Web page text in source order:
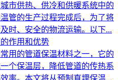
市供热、供冷和供暖系统中的
管的生产过程完成后，为了将
时、安全的物流运输。以下...
作用和优势
用的管道保温材料之一，它的
个保温层，降低管道的传热系
率。本文将从预制直埋保温...